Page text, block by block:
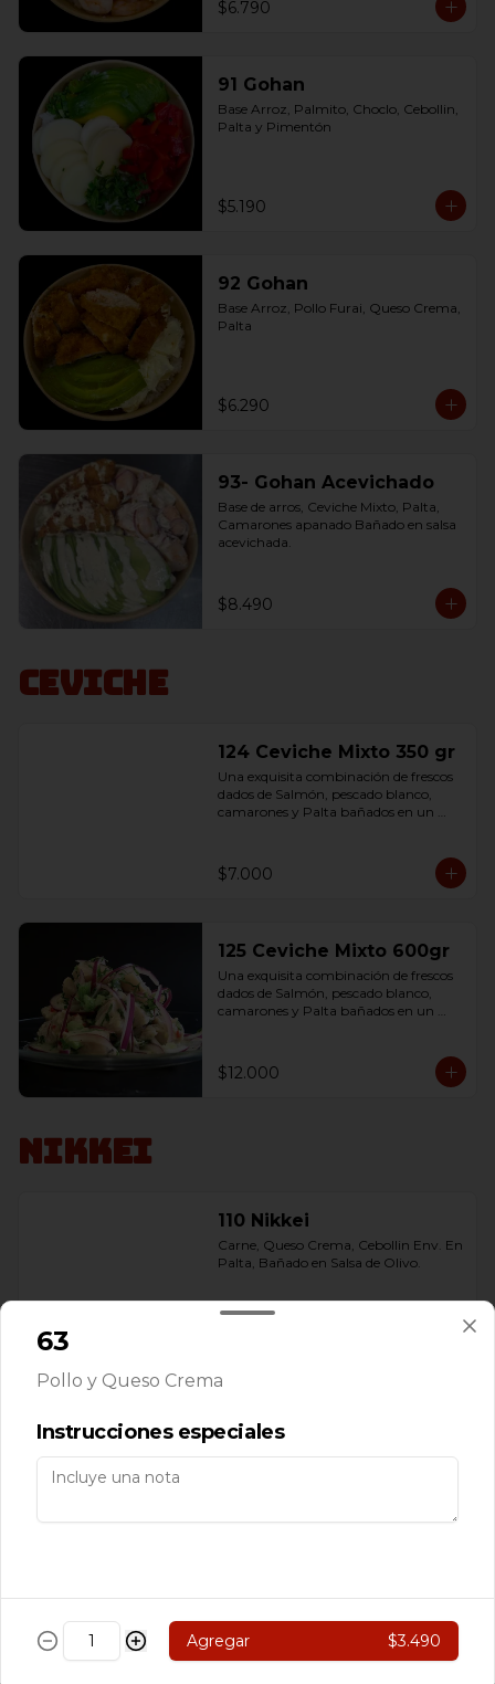
$6.790
91 Gohan
Base Arroz, Palmito, Choclo, Cebollin,
Palta y Pimentón
$5.190
92 Gohan
Base Arroz, Pollo Furai, Queso Crema,
Palta
$6.290
93- Gohan Acevichado
Base de arros, Ceviche Mixto, Palta,
Camarones apanado Bañado en salsa
acevichada.
$8.490
Ceviche
124 Ceviche Mixto 350 gr
Una exquisita combinación de frescos
dados de Salmón, pescado blanco,
camarones y Palta bañados en un
$7.000
125 Ceviche Mixto 600gr
Una exquisita combinación de frescos
dados de Salmón, pescado blanco,
camarones y Palta bañados en un
$12.000
Nikkei
110 Nikkei
Carne, Queso Crema, Cebollin Env. En
Palta, Bañado en Salsa de Olivo.
111 Rolls Acevichado
Camarón, Palta Env. En Arroz
Cubierto de Ceviche de Salmon,
113 Nikkei
Camarón, Salmon, Champiñón
Salteado. Pimentón y queso crema
63
Pollo y Queso Crema
Instrucciones especiales
Agregar $3.490